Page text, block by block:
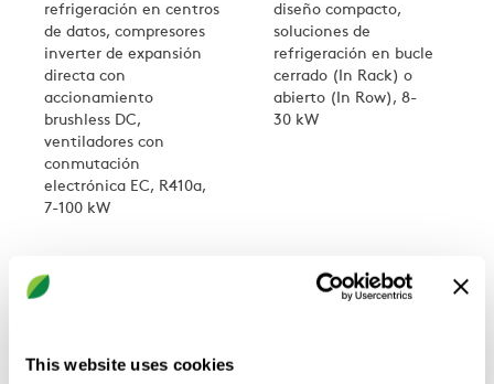
This website uses cookies
refrigeración en centros
de datos, compresores
inverter de expansión
directa con
accionamiento
brushless DC,
ventiladores con
conmutación
electrónica EC, R410a,
7-100 kW
diseño compacto,
soluciones de
refrigeración en bucle
cerrado (In Rack) o
abierto (In Row), 8-
30 kW